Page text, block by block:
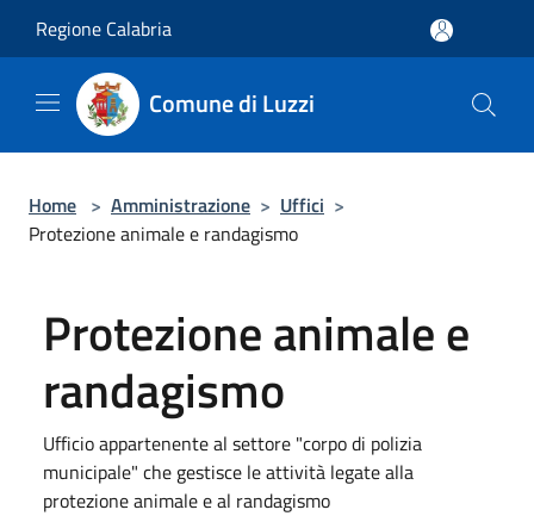
Regione Calabria
Comune di Luzzi
Home > Amministrazione > Uffici >
Protezione animale e randagismo
Protezione animale e
randagismo
Ufficio appartenente al settore "corpo di polizia
municipale" che gestisce le attività legate alla
protezione animale e al randagismo